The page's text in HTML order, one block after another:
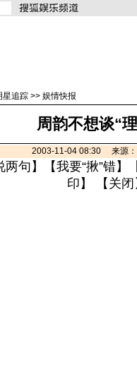
星追踪 >> 娱情快报
周韵不想谈“
2003-11-04 08:30 来源：
两句 】【我要“揪”错】
印 】 【 关闭